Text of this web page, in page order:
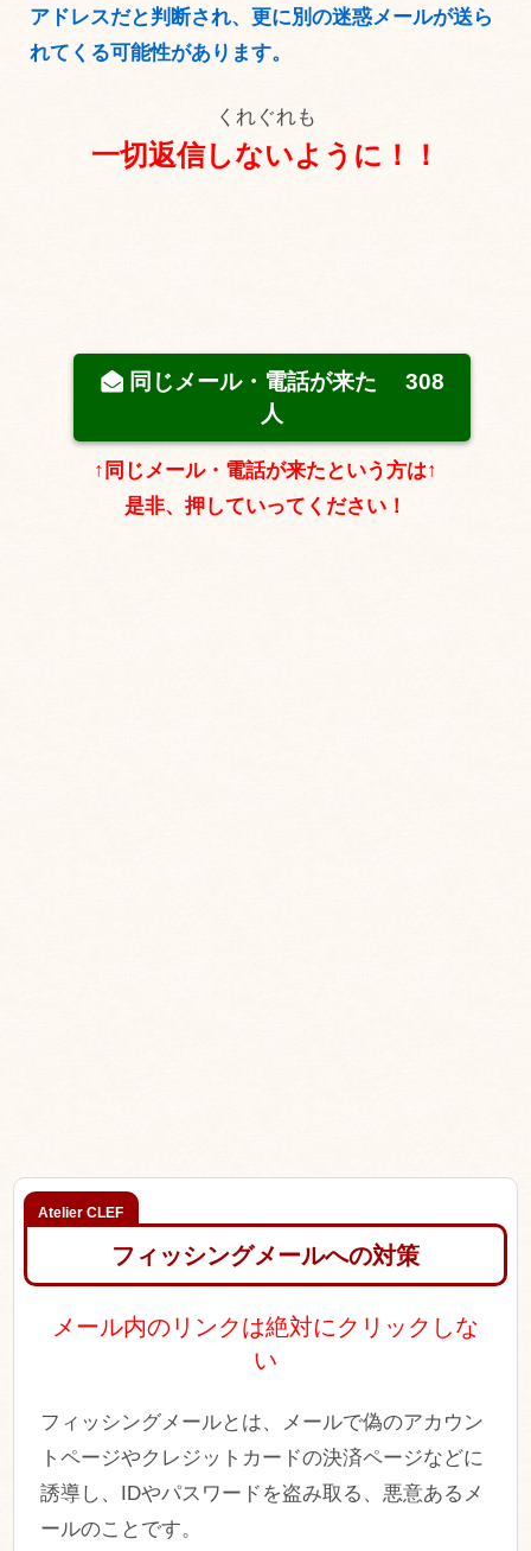
アドレスだと判断され、更に別の迷惑メールが送ら
れてくる可能性があります。
くれぐれも
一切返信しないように！！
同じメール・電話が来た
308
人
↑同じメール・電話が来たという方は↑
是非、押していってください！
フィッシングメールへの対策
メール内のリンクは絶対にクリックしな
い
フィッシングメールとは、メールで偽のアカウン
トページやクレジットカードの決済ページなどに
誘導し、IDやパスワードを盗み取る、悪意あるメ
ールのことです。